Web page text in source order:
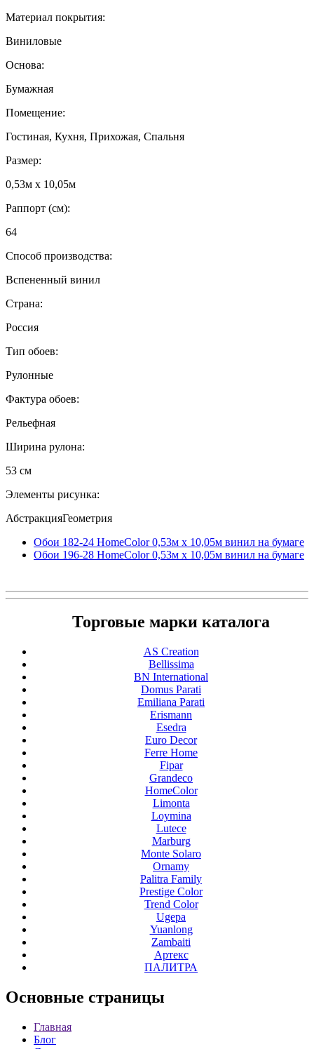
Материал покрытия:
Виниловые
Основа:
Бумажная
Помещение:
Гостиная, Кухня, Прихожая, Спальня
Размер:
0,53м x 10,05м
Раппорт (см):
64
Способ производства:
Вспененный винил
Страна:
Россия
Тип обоев:
Рулонные
Фактура обоев:
Рельефная
Ширина рулона:
53 см
Элементы рисунка:
АбстракцияГеометрия
Обои 182-24 HomeColor 0,53м x 10,05м винил на бумаге
Обои 196-28 HomeColor 0,53м x 10,05м винил на бумаге
Торговые марки каталога
AS Creation
Bellissima
BN International
Domus Parati
Emiliana Parati
Erismann
Esedra
Euro Decor
Ferre Home
Fipar
Grandeco
HomeColor
Limonta
Loymina
Lutece
Marburg
Monte Solaro
Ornamy
Palitra Family
Prestige Color
Trend Color
Ugepa
Yuanlong
Zambaiti
Артекс
ПАЛИТРА
Основные страницы
Главная
Блог